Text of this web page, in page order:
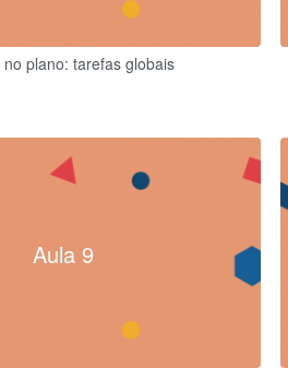
plano: tarefas globais
Aula 9